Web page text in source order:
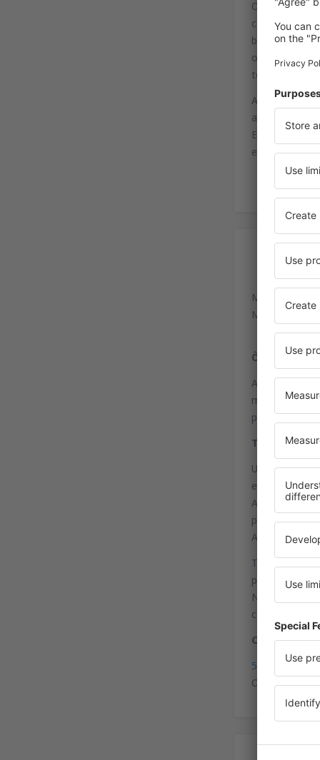
O Aeroporto
conta o
base aérea
operacional
terminal
Atualmente,
aeroporto,
Europa
encontram-
Medweckiego
Ônibus
As ligações
minutos
página do
Trem
Uma
estação PKP
A passagem
passageiros,
Aeroporto de
Todas as
pontos de
cartão de
50°04'19"N,
O aeroporto